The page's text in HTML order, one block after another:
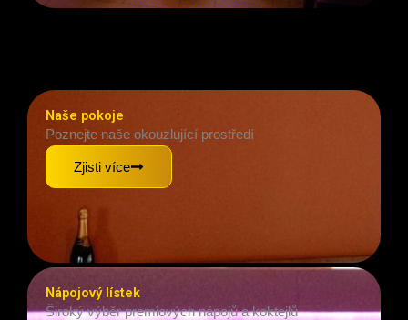
Naše pokoje
Poznejte naše okouzlující prostředí
Zjisti více
Nápojový lístek
Široký výběr premiových nápojů a koktejlů